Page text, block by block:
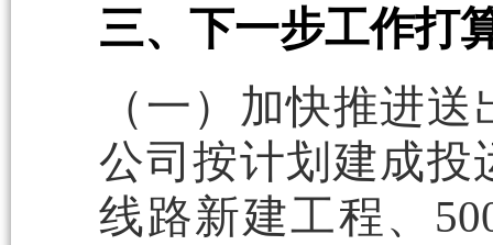
三、下一步工作打
（一）加快推进
公司按计划建成投
线路新建工程、